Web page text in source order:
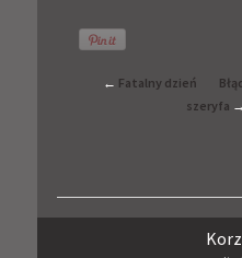
← Fatalny dzień
szeryfa →